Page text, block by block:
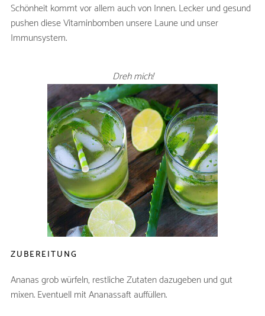
Schönheit kommt vor allem auch von Innen. Lecker und gesund
pushen diese Vitaminbomben unsere Laune und unser
Immunsystem.
Dreh mich!
EL LATINITO -
SMOOTHIE
ZUTATEN
20ml
Aloe Vera Gel alternativ:
100ml
Aloe Vera Saft
200g
Ananasfruchtfleisch, evtl.
Saft
150g
Naturjoghurt
ZUBEREITUNG
Ananas grob würfeln, restliche Zutaten dazugeben und gut
mixen. Eventuell mit Ananassaft auffüllen.